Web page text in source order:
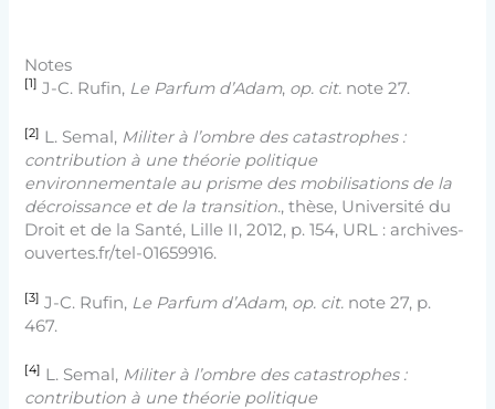
Notes
[1] J-C. Rufin, Le Parfum d’Adam, op. cit. note 27.
[2] L. Semal, Militer à l’ombre des catastrophes :
contribution à une théorie politique
environnementale au prisme des mobilisations de la
décroissance et de la transition., thèse, Université du
Droit et de la Santé, Lille II, 2012, p. 154, URL : archives-
ouvertes.fr/tel-01659916.
[3] J-C. Rufin, Le Parfum d’Adam, op. cit. note 27, p.
467.
[4] L. Semal, Militer à l’ombre des catastrophes :
contribution à une théorie politique